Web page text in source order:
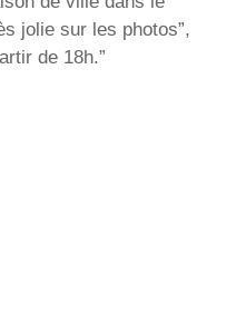
jolie sur les photos”,
de 18h.”